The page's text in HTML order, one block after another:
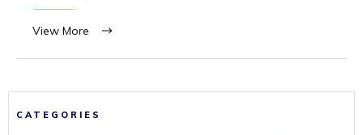
View More
CATEGORIES